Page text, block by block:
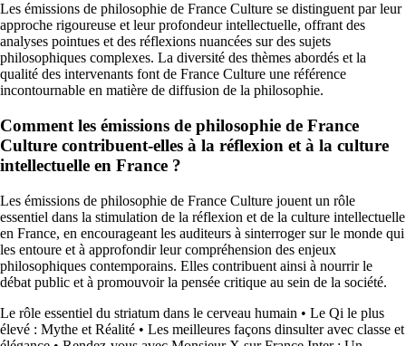
Les émissions de philosophie de France Culture se distinguent par leur
approche rigoureuse et leur profondeur intellectuelle, offrant des
analyses pointues et des réflexions nuancées sur des sujets
philosophiques complexes. La diversité des thèmes abordés et la
qualité des intervenants font de France Culture une référence
incontournable en matière de diffusion de la philosophie.
Comment les émissions de philosophie de France
Culture contribuent-elles à la réflexion et à la culture
intellectuelle en France ?
Les émissions de philosophie de France Culture jouent un rôle
essentiel dans la stimulation de la réflexion et de la culture intellectuelle
en France, en encourageant les auditeurs à sinterroger sur le monde qui
les entoure et à approfondir leur compréhension des enjeux
philosophiques contemporains. Elles contribuent ainsi à nourrir le
débat public et à promouvoir la pensée critique au sein de la société.
Le rôle essentiel du striatum dans le cerveau humain • Le Qi le plus
élevé : Mythe et Réalité • Les meilleures façons dinsulter avec classe et